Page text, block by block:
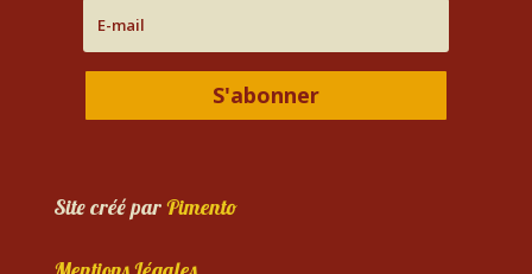
S'abonner
Site créé parPimento